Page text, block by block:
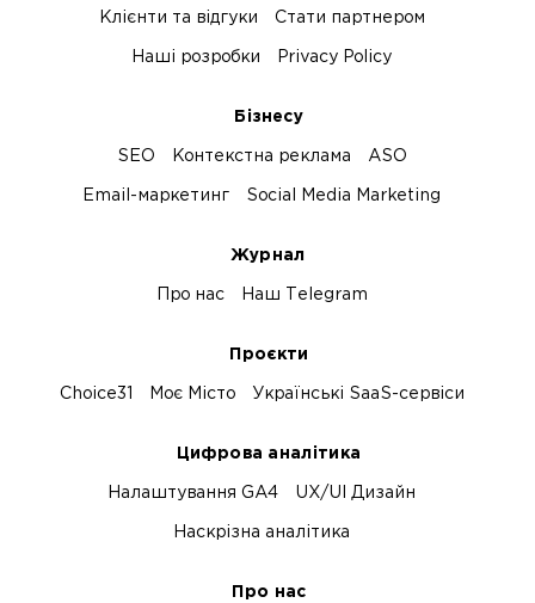
Клієнти та відгуки Стати партнером
Наші розробки Privacy Policy
Бізнесу
SEO Контекстна реклама ASO
Email-маркетинг Social Media Marketing
Журнал
Про нас Наш Telegram
Проєкти
Choice31 Моє Місто Українські SaaS-сервіси
Цифрова аналітика
Налаштування GA4 UX/UI Дизайн
Наскрізна аналітика
Про нас